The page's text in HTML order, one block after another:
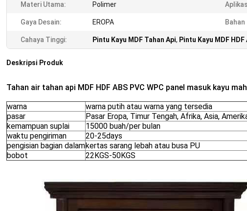
Materi Utama: Polimer
Gaya Desain: EROPA
Cahaya Tinggi: Pintu Kayu MDF Tahan Api, Pintu Kayu MDF HDF
Deskripsi Produk
Tahan air tahan api MDF HDF ABS PVC WPC panel masuk kayu
warna
warna putih atau warna yang tersedia
pasar
Pasar Eropa, Timur Tengah, Afrika, Asia,
kemampuan suplai
15000 buah/per bulan
waktu pengiriman
20-25days
pengisian bagian dalamkertas sarang lebah atau busa PU
bobot
22KGS-50KGS